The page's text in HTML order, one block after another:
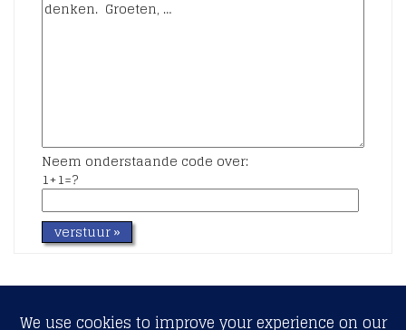
Neem onderstaande code over:
1+1=?